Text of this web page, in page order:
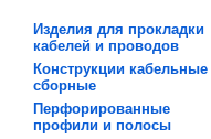
Изделия для прокладки
кабелей и проводов
Конструкции кабельные
сборные
Перфорированные
профили и полосы